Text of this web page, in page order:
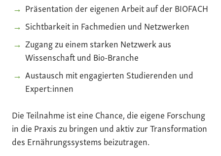
Präsentation der eigenen Arbeit auf der BIOFACH
Sichtbarkeit in Fachmedien und Netzwerken
Zugang zu einem starken Netzwerk aus
Wissenschaft und Bio-Branche
Austausch mit engagierten Studierenden und
Expert:innen
Die Teilnahme ist eine Chance, die eigene Forschung
in die Praxis zu bringen und aktiv zur Transformation
des Ernährungssystems beizutragen.